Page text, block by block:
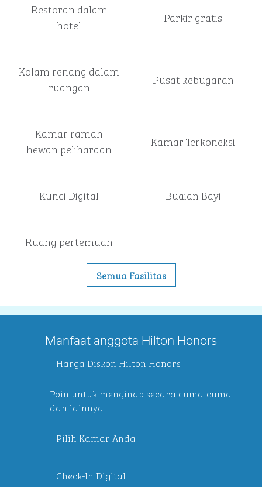
Restoran dalam
hotel
Parkir gratis
Kolam renang dalam
ruangan
Pusat kebugaran
Kamar ramah
hewan peliharaan
Kamar Terkoneksi
Kunci Digital Buaian Bayi
Ruang pertemuan
Semua Fasilitas
Manfaat anggota Hilton Honors
Harga Diskon Hilton Honors
Poin untuk menginap secara cuma-cuma
dan lainnya
Pilih Kamar Anda
Check-In Digital